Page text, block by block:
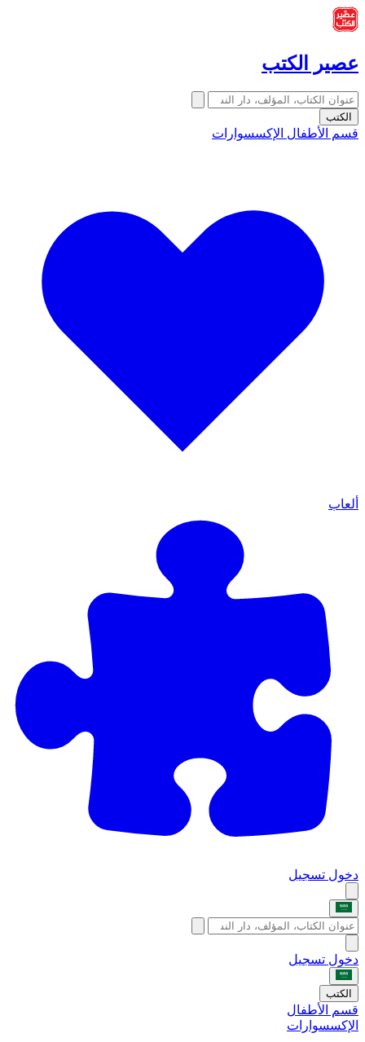
عصير الكتب
الكتب
قسم الأطفال الإكسسوارات
ألعاب
دخول تسجيل
دخول تسجيل
الكتب
قسم الأطفال
الإكسسوارات